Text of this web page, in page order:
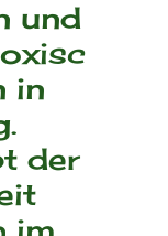
und
in
der